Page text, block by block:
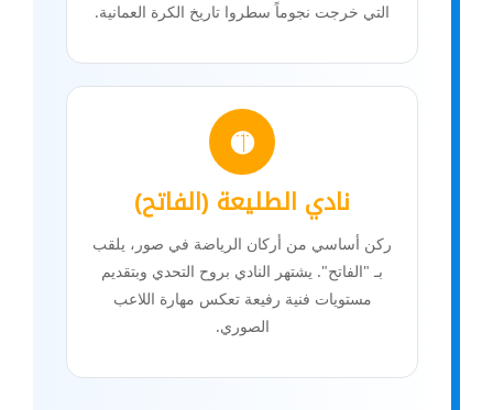
التي خرجت نجوماً سطروا تاريخ الكرة العمانية.
🟡
نادي الطليعة (الفاتح)
ركن أساسي من أركان الرياضة في صور، يلقب
بـ "الفاتح". يشتهر النادي بروح التحدي وبتقديم
مستويات فنية رفيعة تعكس مهارة اللاعب
الصوري.